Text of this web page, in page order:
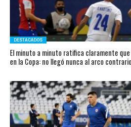
DESTACADOS
El minuto a minuto ratifica claramente
en la Copa: no llegó nunca al arco contrario